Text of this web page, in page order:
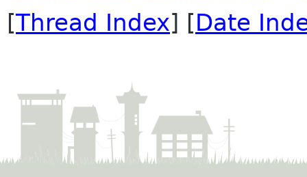
[Thread Index] [Date